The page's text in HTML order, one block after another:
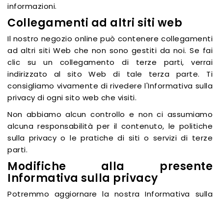
informazioni.
Collegamenti ad altri siti web
Il nostro negozio online può contenere collegamenti
ad altri siti Web che non sono gestiti da noi. Se fai
clic su un collegamento di terze parti, verrai
indirizzato al sito Web di tale terza parte. Ti
consigliamo vivamente di rivedere l'Informativa sulla
privacy di ogni sito web che visiti.
Non abbiamo alcun controllo e non ci assumiamo
alcuna responsabilità per il contenuto, le politiche
sulla privacy o le pratiche di siti o servizi di terze
parti.
Modifiche alla presente
Informativa sulla privacy
Potremmo aggiornare la nostra Informativa sulla